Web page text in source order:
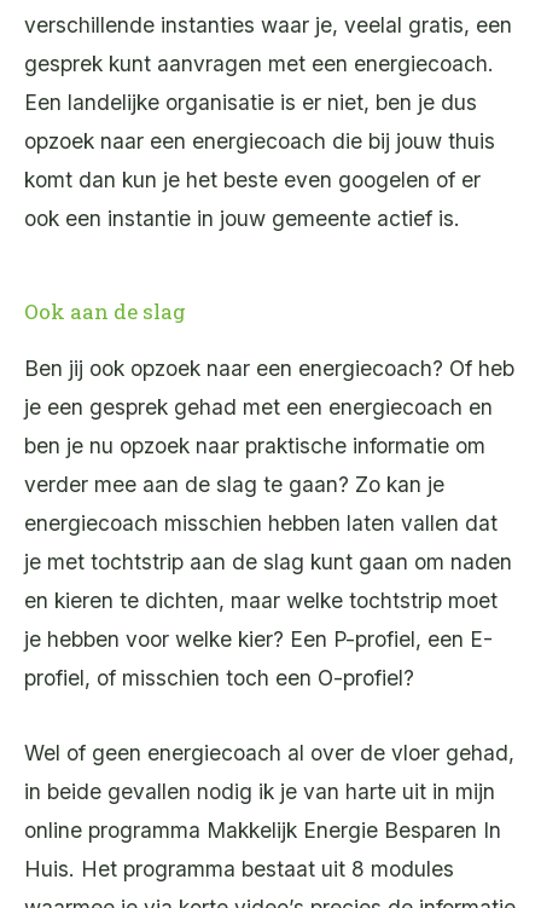
verschillende instanties waar je, veelal gratis, een
gesprek kunt aanvragen met een energiecoach.
Een landelijke organisatie is er niet, ben je dus
opzoek naar een energiecoach die bij jouw thuis
komt dan kun je het beste even googelen of er
ook een instantie in jouw gemeente actief is.
Ook aan de slag
Ben jij ook opzoek naar een energiecoach? Of heb
je een gesprek gehad met een energiecoach en
ben je nu opzoek naar praktische informatie om
verder mee aan de slag te gaan? Zo kan je
energiecoach misschien hebben laten vallen dat
je met tochtstrip aan de slag kunt gaan om naden
en kieren te dichten, maar welke tochtstrip moet
je hebben voor welke kier? Een P-profiel, een E-
profiel, of misschien toch een O-profiel?
Wel of geen energiecoach al over de vloer gehad,
in beide gevallen nodig ik je van harte uit in mijn
online programma Makkelijk Energie Besparen In
Huis. Het programma bestaat uit 8 modules